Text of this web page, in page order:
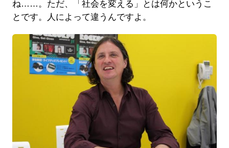
ね……。ただ、「社会を変える」とは何かというこ
とです。人によって違うんですよ。